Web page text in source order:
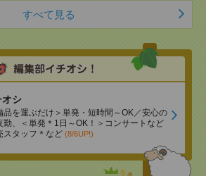
すべて見る
オシ
品を運ぶだけ＞単発・短時間～OK／安心の
勤、＜単発＊1日～OK！＞コンサートなど
スタッフ＊など (8/6UP!)